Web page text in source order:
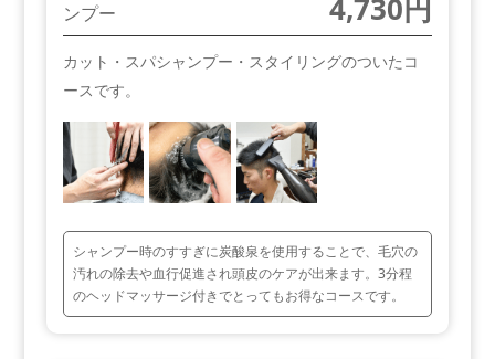
ンプー
4,730円
カット・スパシャンプー・スタイリングのついたコ
ースです。
シャンプー時のすすぎに炭酸泉を使用することで、毛穴の
汚れの除去や血行促進され頭皮のケアが出来ます。3分程
のヘッドマッサージ付きでとってもお得なコースです。